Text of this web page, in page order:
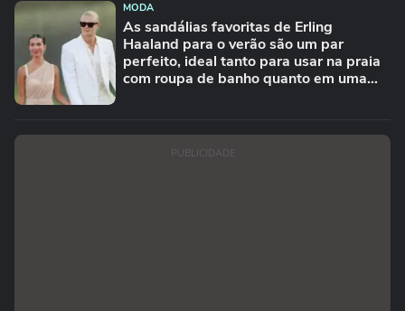
MODA
As sandálias favoritas de Erling
Haaland para o verão são um par
perfeito, ideal tanto para usar na praia
com roupa de banho quanto em uma
PUBLICIDADE